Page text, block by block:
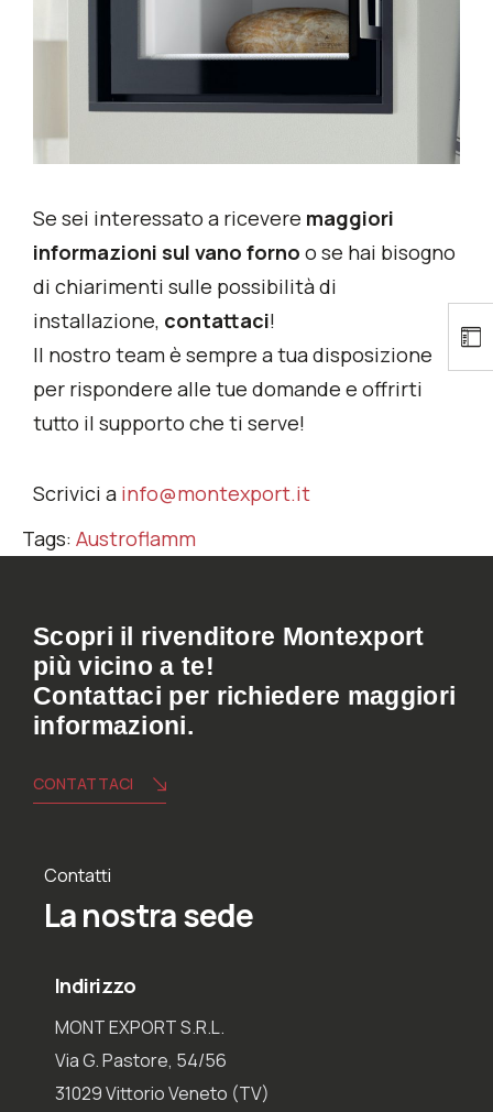
Se sei interessato a ricevere maggiori
informazioni sul vano forno o se hai bisogno
di chiarimenti sulle possibilità di
installazione, contattaci!
Il nostro team è sempre a tua disposizione
per rispondere alle tue domande e offrirti
tutto il supporto che ti serve!
Scrivici a info@montexport.it
Tags: Austroflamm
Scopri il rivenditore Montexport
più vicino a te!
Contattaci per richiedere maggiori
informazioni.
CONTATTACI
Contatti
La nostra sede
Indirizzo
MONT EXPORT S.R.L.
Via G. Pastore, 54/56
31029 Vittorio Veneto (TV)